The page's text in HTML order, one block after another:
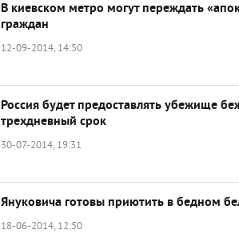
В киевском метро могут переждать
граждан
12-09-2014, 14:50
Россия будет предоставлять убежище
трехдневный срок
30-07-2014, 19:31
Януковича готовы приютить в бедном
18-06-2014, 12:50